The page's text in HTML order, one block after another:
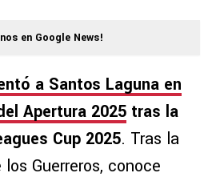
en Google News!
a Santos Laguna en
Apertura 2025 tras la
Cup 2025. Tras la
Guerreros, conoce